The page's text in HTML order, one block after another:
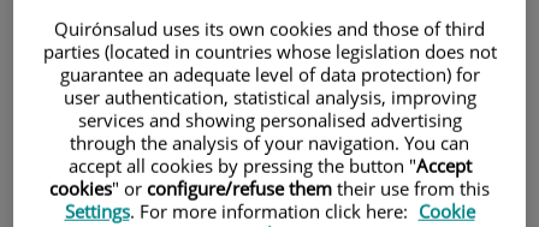
imprescindible para mantener un buen
estado de salud, la necesidad de beber
agua en esta época del año aumenta y
debemos tener un especial cuidado con
niños, personas mayores, las
embarazadas, deportistas y trabajadores
Quirónsalud uses its own cookies and those of third
parties (located in countries whose legislation does not
guarantee an adequate level of data protection) for
user authentication, statistical analysis, improving
services and showing personalised advertising
through the analysis of your navigation. You can
accept all cookies by pressing the button "Accept
cookies" or configure/refuse them their use from this
Settings. For more information click here: Cookie